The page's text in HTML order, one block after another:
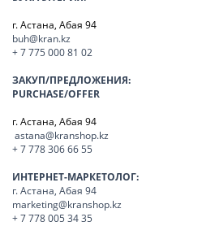
г. Астана, Абая 94
buh@kran.kz
+ 7 775 000 81 02
ЗАКУП/ПРЕДЛОЖЕНИЯ:
PURCHASE/OFFER
г. Астана, Абая 94
astana@kranshop.kz
+ 7 778 306 66 55
ИНТЕРНЕТ-МАРКЕТОЛОГ:
г. Астана, Абая 94
marketing@kranshop.kz
+ 7 778 005 34 35